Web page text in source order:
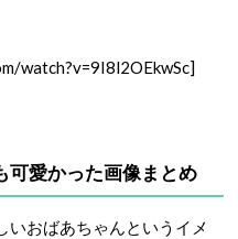
watch?v=9I8l2OEkwSc]
可愛かった画像まとめ
おばあちゃんというイメ